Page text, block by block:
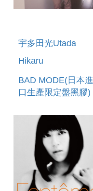
宇多田光Utada
Hikaru
BAD MODE(日本進
口生產限定盤黑膠)